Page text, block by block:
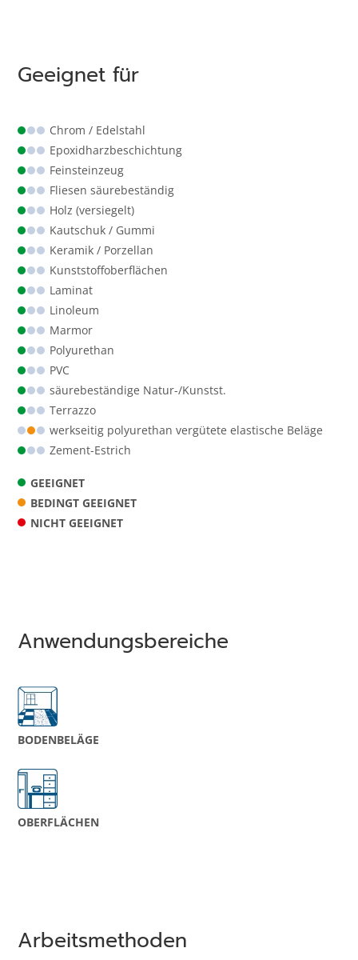
Geeignet für
Chrom / Edelstahl
Epoxidharz­beschichtung
Feinsteinzeug
Fliesen säurebeständig
Holz (versiegelt)
Kautschuk / Gummi
Keramik / Porzellan
Kunststoff­oberflächen
Laminat
Linoleum
Marmor
Polyurethan
PVC
säurebeständige Natur-/Kunstst.
Terrazzo
werkseitig polyurethan vergütete elastische Beläge
Zement-Estrich
GEEIGNET
BEDINGT GEEIGNET
NICHT GEEIGNET
Anwendungsbereiche
BODEN­­BELÄGE
OBERFLÄCHEN
Arbeitsmethoden